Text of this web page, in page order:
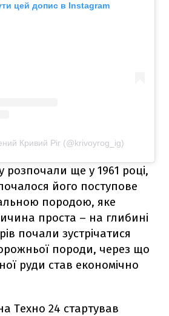
цей допис в Instagram
Кривий Ріг (@krivoyrog_ig)
розпочали ще у 1961 році,
його поступове
породою, яке
проста – на глибині
почали зустрічатися
породи, через що
руди став економічно
Техно 24 стартував